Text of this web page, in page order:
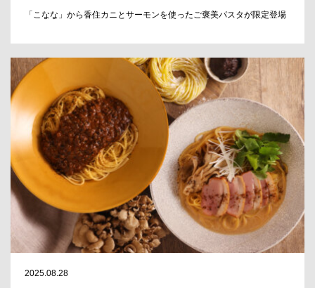
「こなな」から香住カニとサーモンを使ったご褒美パスタが限定登場
2025.08.28